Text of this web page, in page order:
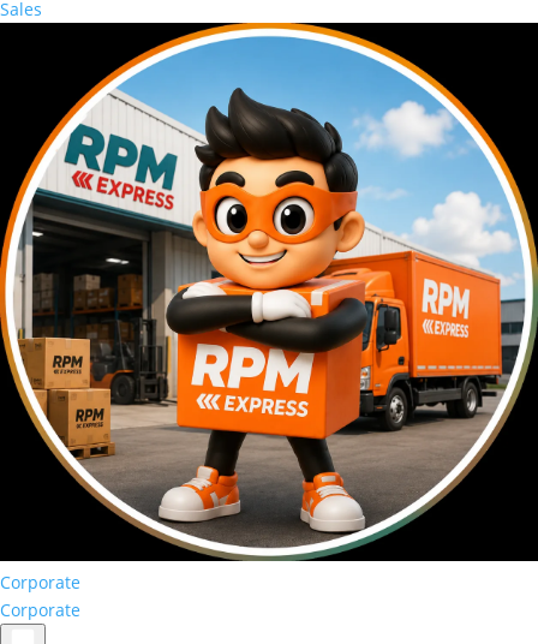
Sales
Corporate
Corporate